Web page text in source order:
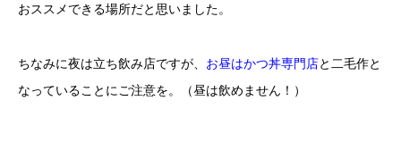
おススメできる場所だと思いました。
ちなみに夜は立ち飲み店ですが、 お昼はかつ丼専門店と二毛作と
なっていることにご注意を。（昼は飲めません！）